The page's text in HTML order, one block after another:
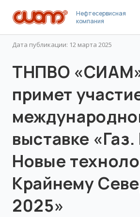
Нефтесервисная
компания
Дата публикации: 12 марта 2025
ТНПВО
примет
выставке
Новые
Крайнему
2025»